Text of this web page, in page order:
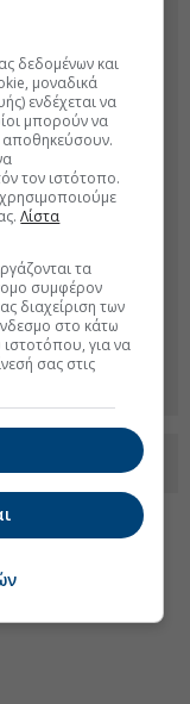
δεδομένων και
μοναδικά
ενδέχεται να
μπορούν να
αποθηκεύσουν.
τον ιστότοπο.
χρησιμοποιούμε
Λίστα
τα
συμφέρον
διαχείριση των
στο κάτω
για να
σας στις